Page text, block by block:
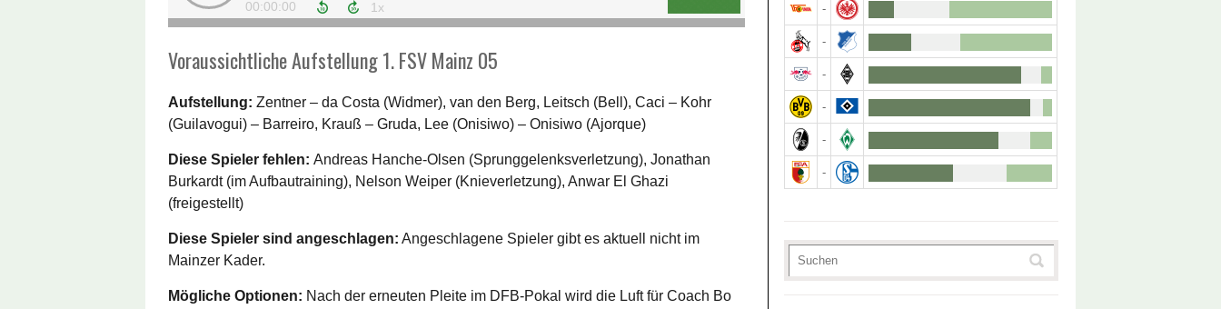
Voraussichtliche Aufstellung 1. FSV Mainz 05
Aufstellung: Zentner – da Costa (Widmer), van den Berg, Leitsch (Bell), Caci – Kohr
(Guilavogui) – Barreiro, Krauß – Gruda, Lee (Onisiwo) – Onisiwo (Ajorque)
Diese Spieler fehlen: Andreas Hanche-Olsen (Sprunggelenksverletzung), Jonathan
Burkardt (im Aufbautraining), Nelson Weiper (Knieverletzung), Anwar El Ghazi
(freigestellt)
Diese Spieler sind angeschlagen: Angeschlagene Spieler gibt es aktuell nicht im
Mainzer Kader.
Mögliche Optionen: Nach der erneuten Pleite im DFB-Pokal wird die Luft für Coach Bo
-
-
-
-
-
-